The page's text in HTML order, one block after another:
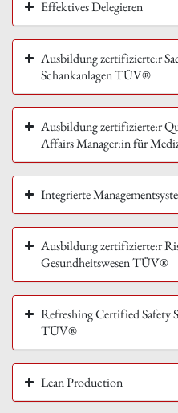
Effektives Delegieren
Ausbildung zertifizierte:r
Schankanlagen TÜV®
Ausbildung zertifizierte:r
Affairs Manager:in für
Integrierte
Ausbildung zertifizierte:r
Gesundheitswesen TÜV®
Refreshing Certified Safety
TÜV®
Lean Production